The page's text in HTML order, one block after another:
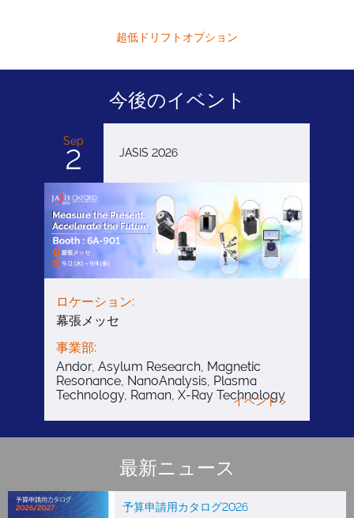
超低ドリフトオプション
今後のイベント
Sep
2 JASIS 2026
ロケーション:
幕張メッセ
事業部:
Andor, Asylum Research, Magnetic
Resonance, NanoAnalysis, Plasma
Technology, Raman, X-Ray Technology
イベント >
最新ニュース
予算申請用カタログ2026